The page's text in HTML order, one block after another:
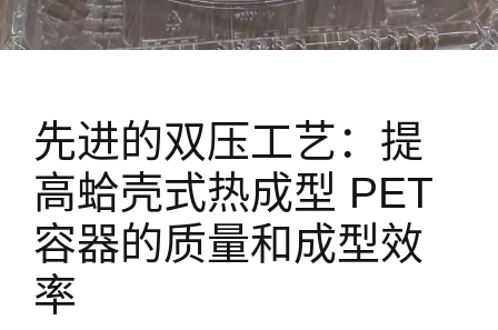
先进的双压工艺：提
高蛤壳式热成型 PET
容器的质量和成型效
率